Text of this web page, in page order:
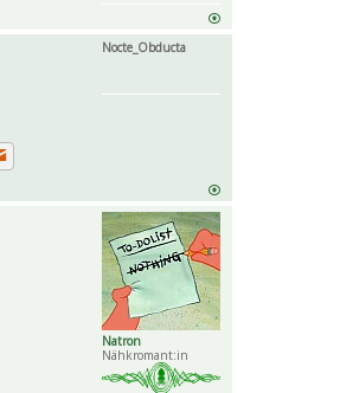
Nocte_Obducta
Nachricht senden
Natron
Nähkromant:in